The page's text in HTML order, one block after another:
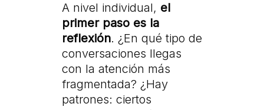
A nivel individual, el
primer paso es la
reflexión. ¿En qué tipo de
conversaciones llegas
con la atención más
fragmentada? ¿Hay
patrones: ciertos